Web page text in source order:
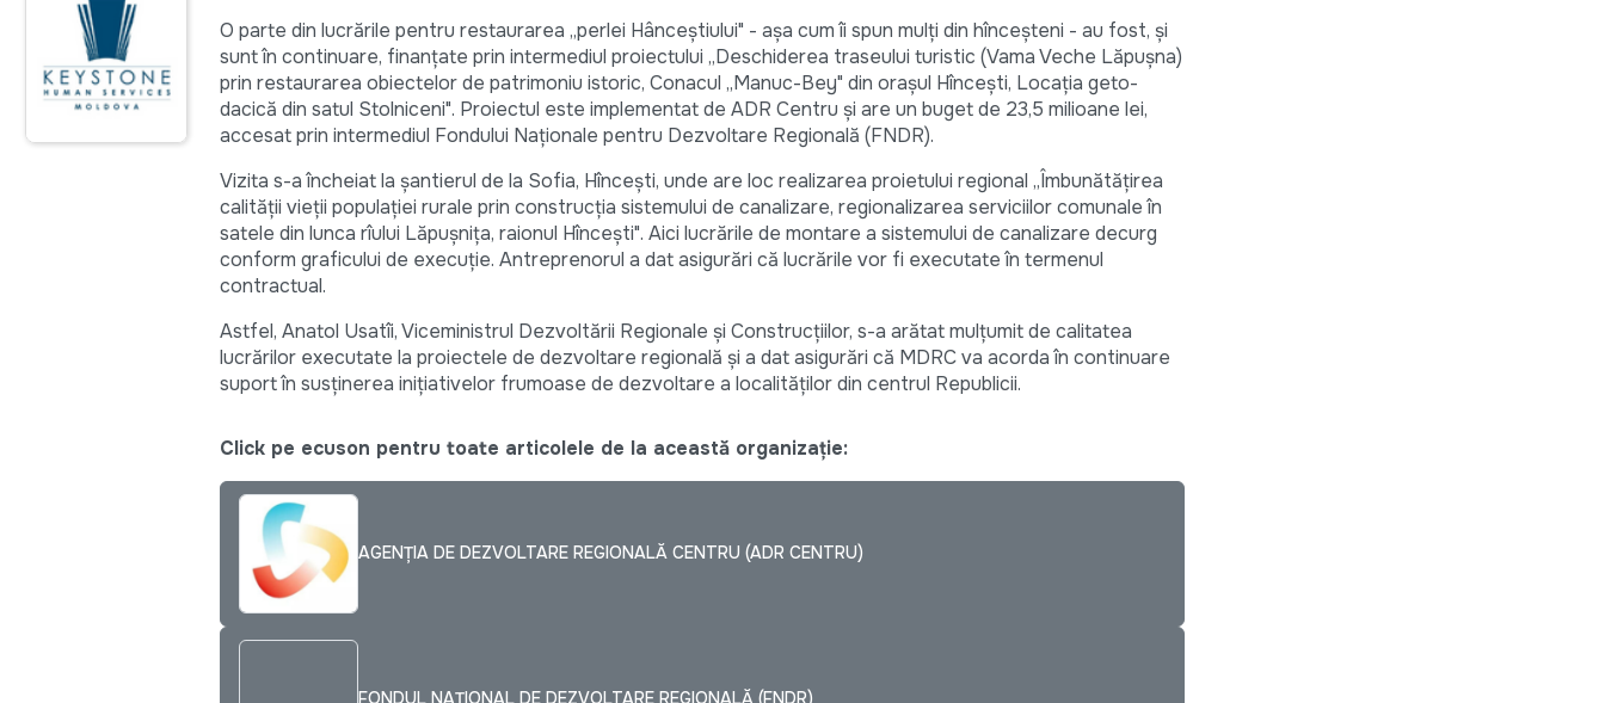
O parte din lucrările pentru restaurarea „perlei Hânceștiului" - așa cum îi spun mulți din hînceșteni - au fost, și
sunt în continuare, finanțate prin intermediul proiectului „Deschiderea traseului turistic (Vama Veche Lăpușna)
prin restaurarea obiectelor de patrimoniu istoric, Conacul „Manuc-Bey" din orașul Hîncești, Locația geto-
dacică din satul Stolniceni". Proiectul este implementat de ADR Centru și are un buget de 23,5 milioane lei,
accesat prin intermediul Fondului Naționale pentru Dezvoltare Regională (FNDR).
Vizita s-a încheiat la șantierul de la Sofia, Hîncești, unde are loc realizarea proietului regional „Îmbunătățirea
calității vieții populației rurale prin construcția sistemului de canalizare, regionalizarea serviciilor comunale în
satele din lunca rîului Lăpușnița, raionul Hîncești". Aici lucrările de montare a sistemului de canalizare decurg
conform graficului de execuție. Antreprenorul a dat asigurări că lucrările vor fi executate în termenul
contractual.
Astfel, Anatol Usatîi, Viceministrul Dezvoltării Regionale și Construcțiilor, s-a arătat mulțumit de calitatea
lucrărilor executate la proiectele de dezvoltare regională și a dat asigurări că MDRC va acorda în continuare
suport în susținerea inițiativelor frumoase de dezvoltare a localităților din centrul Republicii.
Click pe ecuson pentru toate articolele de la această organizație:
AGENȚIA DE DEZVOLTARE REGIONALĂ CENTRU (ADR CENTRU)
FONDUL NAȚIONAL DE DEZVOLTARE REGIONALĂ (FNDR)